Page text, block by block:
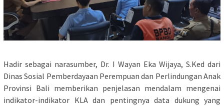
Hadir sebagai narasumber, Dr. I Wayan Eka Wijaya, S.Ked dari
Dinas Sosial Pemberdayaan Perempuan dan Perlindungan Anak
Provinsi Bali memberikan penjelasan mendalam mengenai
indikator-indikator KLA dan pentingnya data dukung yang